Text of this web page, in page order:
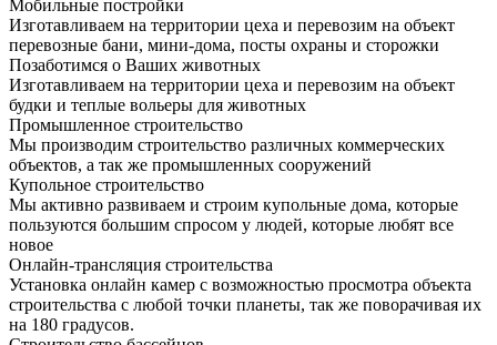
Мобильные постройки
Изготавливаем на территории цеха и перевозим на объект
перевозные бани, мини-дома, посты охраны и сторожки
Позаботимся о Ваших животных
Изготавливаем на территории цеха и перевозим на объект
будки и теплые вольеры для животных
Промышленное строительство
Мы производим строительство различных коммерческих
объектов, а так же промышленных сооружений
Купольное строительство
Мы активно развиваем и строим купольные дома, которые
пользуются большим спросом у людей, которые любят все
новое
Онлайн-трансляция строительства
Установка онлайн камер с возможностью просмотра объекта
строительства с любой точки планеты, так же поворачивая их
на 180 градусов.